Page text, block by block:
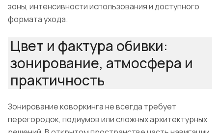
зоны, интенсивности использования и доступного
формата ухода.
Цвет и фактура обивки:
зонирование, атмосфера и
практичность
Зонирование коворкинга не всегда требует
перегородок, подиумов или сложных архитектурных